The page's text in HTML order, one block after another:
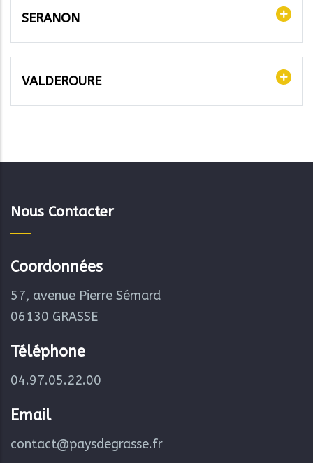
SERANON
VALDEROURE
Nous Contacter
Coordonnées
57, avenue Pierre Sémard
06130 GRASSE
Téléphone
04.97.05.22.00
Email
contact@paysdegrasse.fr